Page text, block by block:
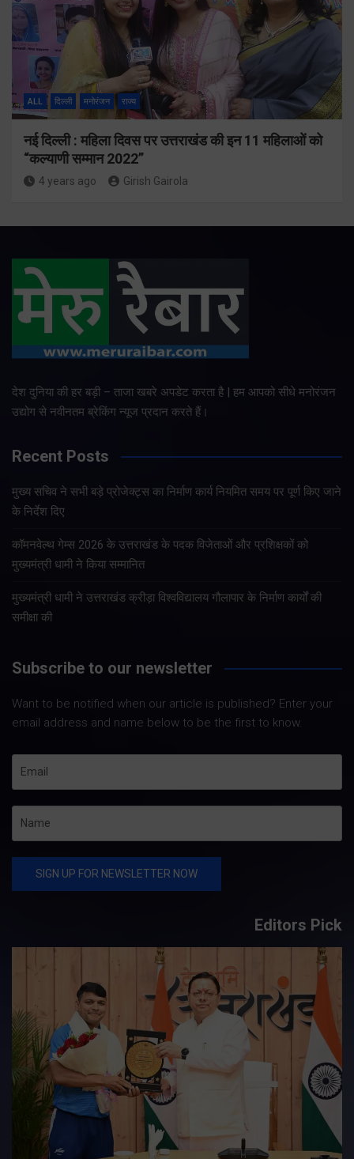
ALL दिल्ली मनोरंजन राज्य
नई दिल्ली : महिला दिवस पर उत्तराखंड की इन 11 महिलाओं को
“कल्याणी सम्मान 2022”
4 years ago Girish Gairola
देश दुनिया की हर बड़ी – ताजा खबरे अपडेट करता है | हम आपको सीधे मनोरंजन
उद्योग से नवीनतम ब्रेकिंग न्यूज प्रदान करते हैं।
Recent Posts
मुख्य सचिव ने सभी बड़े प्रोजेक्ट्स का निर्माण कार्य नियमित समय पर पूर्ण किए जाने
के निर्देश दिए
कॉमनवेल्थ गेम्स 2026 के उत्तराखंड के पदक विजेताओं और प्रशिक्षकों को
मुख्यमंत्री धामी ने किया सम्मानित
मुख्यमंत्री धामी ने उत्तराखंड क्रीड़ा विश्वविद्यालय गौलापार के निर्माण कार्यों की
समीक्षा की
Subscribe to our newsletter
Want to be notified when our article is published? Enter your
email address and name below to be the first to know.
Editors Pick